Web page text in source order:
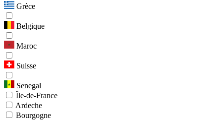
Grèce
Belgique
Maroc
Suisse
Senegal
Île-de-France
Ardeche
Bourgogne